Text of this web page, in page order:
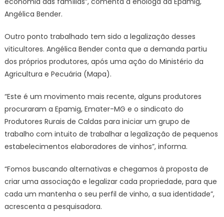
Angélica Bender.
Outro ponto trabalhado tem sido a legalização desses
viticultores. Angélica Bender conta que a demanda partiu
dos próprios produtores, após uma ação do Ministério da
Agricultura e Pecuária (Mapa).
“Este é um movimento mais recente, alguns produtores
procuraram a Epamig, Emater-MG e o sindicato do
Produtores Rurais de Caldas para iniciar um grupo de
trabalho com intuito de trabalhar a legalização de pequenos
estabelecimentos elaboradores de vinhos”, informa.
“Fomos buscando alternativas e chegamos à proposta de
criar uma associação e legalizar cada propriedade, para que
cada um mantenha o seu perfil de vinho, a sua identidade”,
acrescenta a pesquisadora.